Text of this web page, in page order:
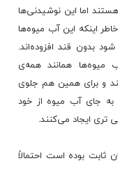
اما این نوشیدنی‌ها
اینکه این آب میوه‌ها
شود بدون قند افزوده‌اند.
میوه‌ها همانند همه‌ی
و برای همین هم جلوی
به جای آب میوه از خود
تری ایجاد می‌کنند.
ثابت بوده است احتمالاً